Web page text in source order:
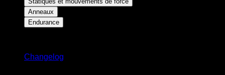
Anneaux
Endurance
Changelog